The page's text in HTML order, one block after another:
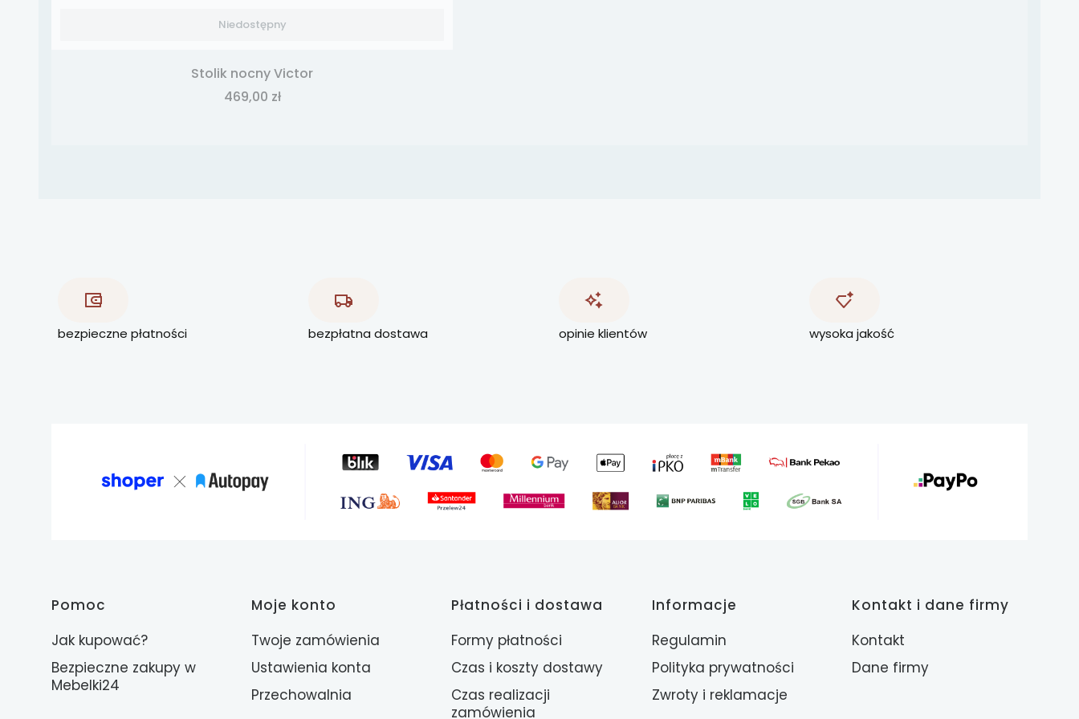
Niedostępny
Stolik nocny Victor
Cena
469,00 zł
bezpieczne płatności bezpłatna dostawa opinie klientów wysoka jakość
Linki w stopce
Pomoc
Jak kupować?
Bezpieczne zakupy w
Mebelki24
Moje konto
Twoje zamówienia
Ustawienia konta
Przechowalnia
Płatności i dostawa
Formy płatności
Czas i koszty dostawy
Czas realizacji
zamówienia
Informacje
Regulamin
Polityka prywatności
Zwroty i reklamacje
Kontakt i dane firmy
Kontakt
Dane firmy